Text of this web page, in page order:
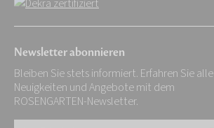
Newsletter abonnieren
Bleiben Sie stets informiert. Erfahren Sie alle
Neuigkeiten und Angebote mit dem
ROSENGARTEN-Newsletter.